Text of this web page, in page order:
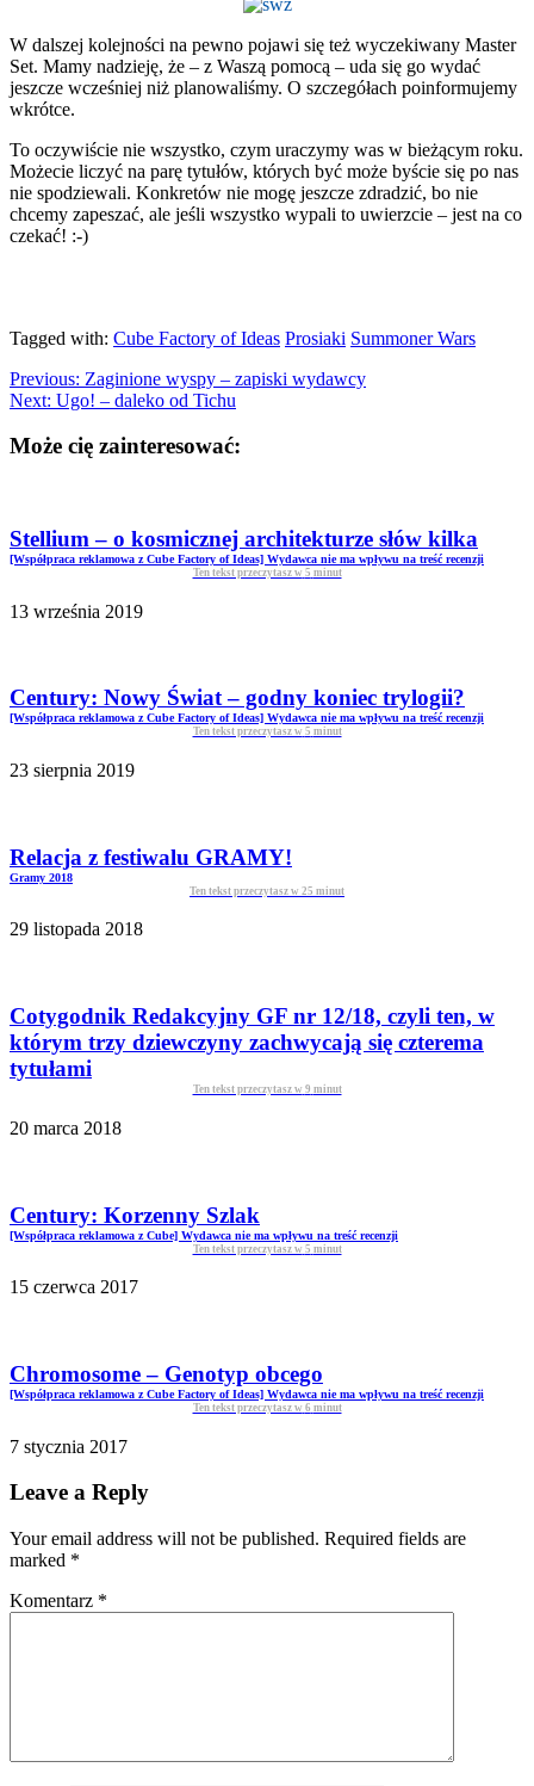
W dalszej kolejności na pewno pojawi się też wyczekiwany Master
Set. Mamy nadzieję, że – z Waszą pomocą – uda się go wydać
jeszcze wcześniej niż planowaliśmy. O szczegółach poinformujemy
wkrótce.
To oczywiście nie wszystko, czym uraczymy was w bieżącym roku.
Możecie liczyć na parę tytułów, których być może byście się po nas
nie spodziewali. Konkretów nie mogę jeszcze zdradzić, bo nie
chcemy zapeszać, ale jeśli wszystko wypali to uwierzcie – jest na co
czekać! :-)
Tagged with: Cube Factory of Ideas Prosiaki Summoner Wars
Previous: Zaginione wyspy – zapiski wydawcy
Next: Ugo! – daleko od Tichu
Może cię zainteresować:
Stellium – o kosmicznej architekturze słów kilka
[Współpraca reklamowa z Cube Factory of Ideas] Wydawca nie ma wpływu na treść recenzji
Ten tekst przeczytasz w 5 minut
13 września 2019
Century: Nowy Świat – godny koniec trylogii?
[Współpraca reklamowa z Cube Factory of Ideas] Wydawca nie ma wpływu na treść recenzji
Ten tekst przeczytasz w 5 minut
23 sierpnia 2019
Relacja z festiwalu GRAMY!
Gramy 2018
Ten tekst przeczytasz w 25 minut
29 listopada 2018
Cotygodnik Redakcyjny GF nr 12/18, czyli ten, w
którym trzy dziewczyny zachwycają się czterema
tytułami
Ten tekst przeczytasz w 9 minut
20 marca 2018
Century: Korzenny Szlak
[Współpraca reklamowa z Cube] Wydawca nie ma wpływu na treść recenzji
Ten tekst przeczytasz w 5 minut
15 czerwca 2017
Chromosome – Genotyp obcego
[Współpraca reklamowa z Cube Factory of Ideas] Wydawca nie ma wpływu na treść recenzji
Ten tekst przeczytasz w 6 minut
7 stycznia 2017
Leave a Reply
Your email address will not be published. Required fields are
marked *
Komentarz *